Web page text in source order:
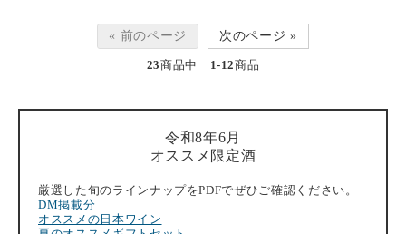
« 前のページ 次のページ »
23商品中 1-12商品
令和8年6月
オススメ限定酒
厳選した旬のラインナップをPDFでぜひご確認ください。
DM掲載分
オススメの日本ワイン